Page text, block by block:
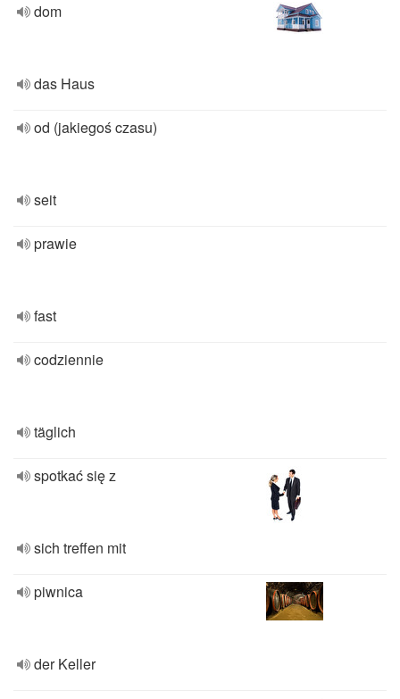
dom
das Haus
od (jakiegoś czasu)
seit
prawie
fast
codziennie
täglich
spotkać się z
sich treffen mit
piwnica
der Keller